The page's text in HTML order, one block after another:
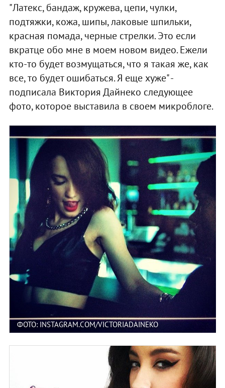
"Латекс, бандаж, кружева, цепи, чулки,
подтяжки, кожа, шипы, лаковые шпильки,
красная помада, черные стрелки. Это если
вкратце обо мне в моем новом видео. Ежели
кто-то будет возмущаться, что я такая же, как
все, то будет ошибаться. Я еще хуже" -
подписала Виктория Дайнеко следующее
фото, которое выставила в своем микроблоге.
ФОТО: INSTAGRAM.COM/VICTORIADAINEKO